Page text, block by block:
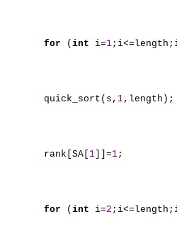
for ( int i=1
quick_sort(s, 1,length);
rank[SA[ 1 ]]=1;
for ( int i=2